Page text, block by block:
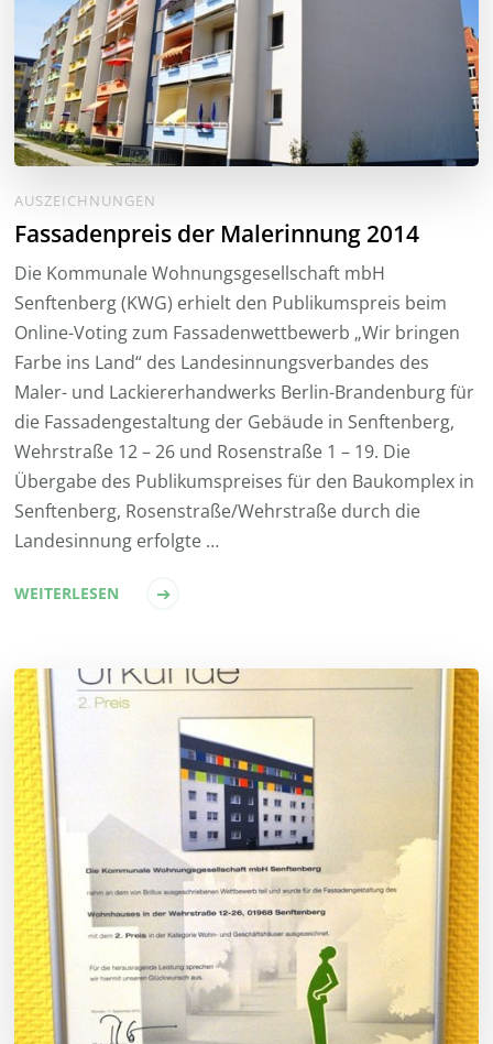
AUSZEICHNUNGEN
Fassadenpreis der Malerinnung 2014
Die Kommunale Wohnungsgesellschaft mbH
Senftenberg (KWG) erhielt den Publikumspreis beim
Online-Voting zum Fassadenwettbewerb „Wir bringen
Farbe ins Land“ des Landesinnungsverbandes des
Maler- und Lackiererhandwerks Berlin-Brandenburg für
die Fassadengestaltung der Gebäude in Senftenberg,
Wehrstraße 12 – 26 und Rosenstraße 1 – 19. Die
Übergabe des Publikumspreises für den Baukomplex in
Senftenberg, Rosenstraße/Wehrstraße durch die
Landesinnung erfolgte …
WEITERLESEN